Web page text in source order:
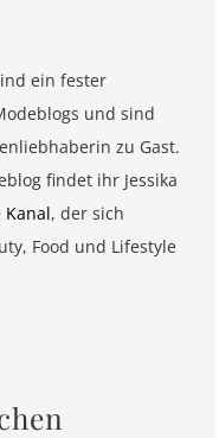
ein fester
und sind
zu Gast.
findet ihr Jessika
, der sich
Food und Lifestyle